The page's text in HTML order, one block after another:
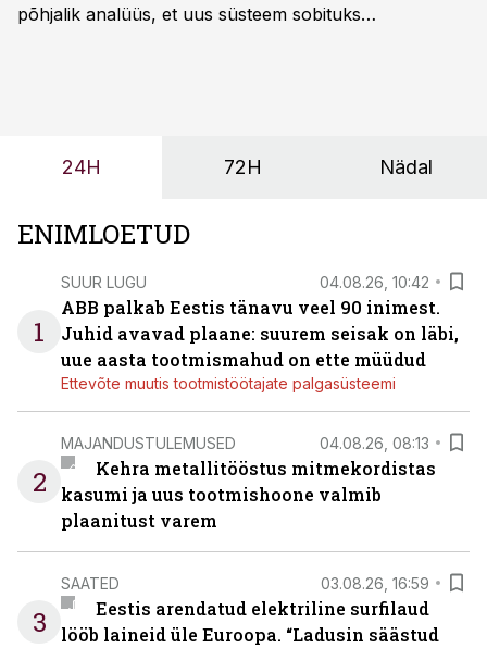
põhjalik analüüs, et uus süsteem sobituks
OÜ tegevjuht Sander Mitendorf.
24H 72H Nädal
ENIMLOETUD
1
SUUR LUGU 04.08.26, 10:42
ABB palkab Eestis tänavu veel 90 inimest.
Juhid avavad plaane: suurem seisak on läbi,
uue aasta tootmismahud on ette müüdud
Ettevõte muutis tootmistöötajate palgasüsteemi
2
MAJANDUSTULEMUSED 04.08.26, 08:13
Kehra metallitööstus mitmekordistas
kasumi ja uus tootmishoone valmib
plaanitust varem
3
SAATED 03.08.26, 16:59
Eestis arendatud elektriline surfilaud
lööb laineid üle Euroopa. “Ladusin säästud